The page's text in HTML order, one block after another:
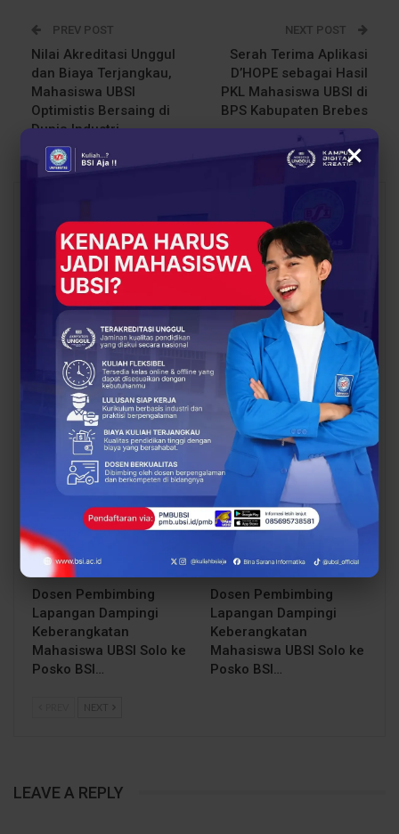
PREV POST
Nilai Akreditasi Unggul
dan Biaya Terjangkau,
Mahasiswa UBSI
Optimistis Bersaing di
Dunia Industri
NEXT POST
Serah Terima Aplikasi
D’HOPE sebagai Hasil
PKL Mahasiswa UBSI di
BPS Kabupaten Brebes
BERITA
Sinergi Pendidikan dan
Industri Makin Panas!
BCC & BEC Sukses Gelar
“Come…
BERITA
Proses Belajar di UBSI
yang Mendukung
Mahasiswa Lebih Siap
Kerja
BERITA
Dosen Pembimbing
Lapangan Dampingi
Keberangkatan
Mahasiswa UBSI Solo ke
Posko BSI…
BERITA
Dosen Pembimbing
Lapangan Dampingi
Keberangkatan
Mahasiswa UBSI Solo ke
Posko BSI…
NEXT
LEAVE A REPLY
×